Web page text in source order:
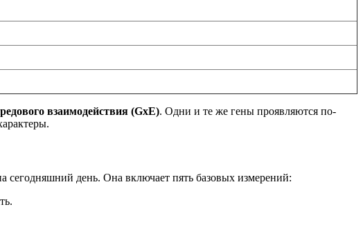
взаимодействия (GxE). Одни и те же гены проявляются по-
сегодняшний день. Она включает пять базовых измерений: